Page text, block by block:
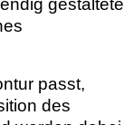
passt,
des